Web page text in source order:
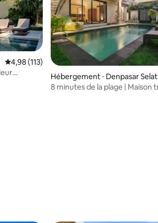
: 5 sur 5
Évaluation moyenne sur la base de 113
4,98 (113)
Hébergement ⋅ Denpasar
n
8 minutes de la plage | Maison